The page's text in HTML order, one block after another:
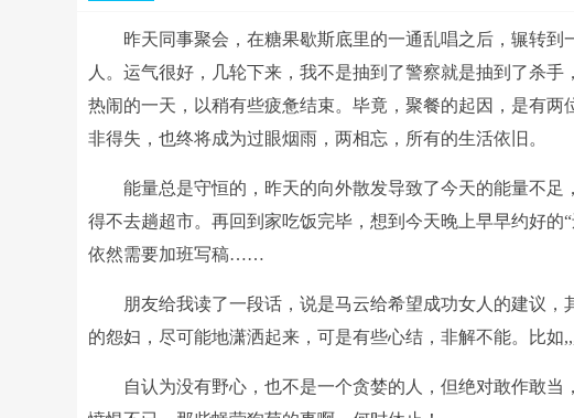
昨天同事聚会，在糖果歇斯底里的一通乱唱之后，辗转
人。运气很好，几轮下来，我不是抽到了警察就是抽到了杀
热闹的一天，以稍有些疲惫结束。毕竟，聚餐的起因，是有
非得失，也终将成为过眼烟雨，两相忘，所有的生活依旧。
能量总是守恒的，昨天的向外散发导致了今天的能量不
得不去趟超市。再回到家吃饭完毕，想到今天晚上早早约好的
依然需要加班写稿……
朋友给我读了一段话，说是马云给希望成功女人的建议
的怨妇，尽可能地潇洒起来，可是有些心结，非解不能。比如
自认为没有野心，也不是一个贪婪的人，但绝对敢作敢